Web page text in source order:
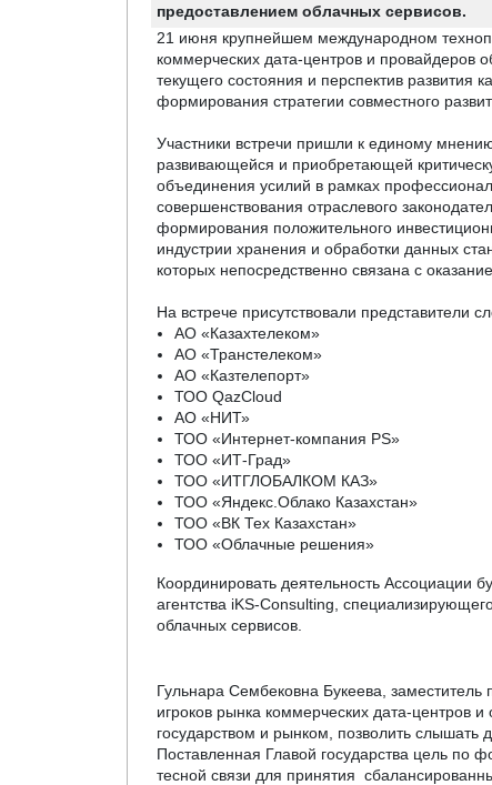
предоставлением облачных сервисов.
21 июня крупнейшем международном
коммерческих дата-центров и
текущего состояния и перспектив развития
формирования стратегии совместного
Участники встречи пришли к единому
развивающейся и приобретающей
объединения усилий в рамках
совершенствования отраслевого
формирования положительного
индустрии хранения и обработки данных
которых непосредственно связана с
На встрече присутствовали представители
АО «Казахтелеком»
АО «Транстелеком»
АО «Казтелепорт»
ТОО QazCloud
АО «НИТ»
ТОО «Интернет-компания PS»
ТОО «ИТ-Град»
ТОО «ИТГЛОБАЛКОМ КАЗ»
ТОО «Яндекс.Облако Казахстан»
ТОО «ВК Тех Казахстан»
ТОО «Облачные решения»
Координировать деятельность Ассоциации
агентства iKS-Consulting,
облачных сервисов.
Гульнара Сембековна Букеева,
игроков рынка коммерческих дата-центров
государством и рынком, позволить слышать
Поставленная Главой государства цель по
тесной связи для принятия